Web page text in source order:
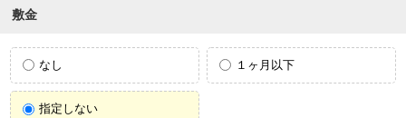
敷金
なし １ヶ月以下
指定しない